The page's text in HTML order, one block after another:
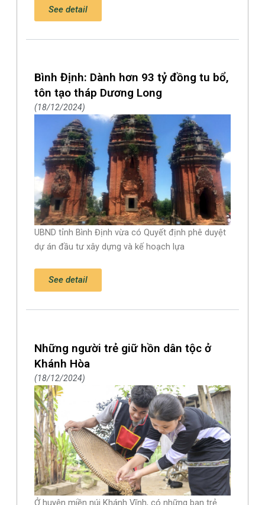
See detail
Bình Định: Dành hơn 93 tỷ đồng tu bổ,
tôn tạo tháp Dương Long
18/12/2024
UBND tỉnh Bình Định vừa có Quyết định phê duyệt
dự án đầu tư xây dựng và kế hoạch lựa
See detail
Những người trẻ giữ hồn dân tộc ở
Khánh Hòa
18/12/2024
Ở huyện miền núi Khánh Vĩnh, có những bạn trẻ